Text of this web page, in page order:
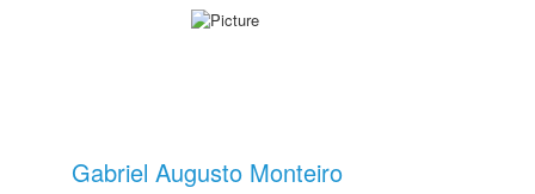
Gabriel Augusto Monteiro